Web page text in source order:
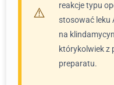
reakcje typu
stosować leku
na
którykolwiek z
preparatu.